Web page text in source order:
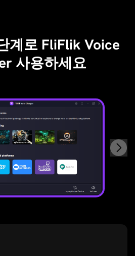
계로 FliFlik Voice
사용하세요